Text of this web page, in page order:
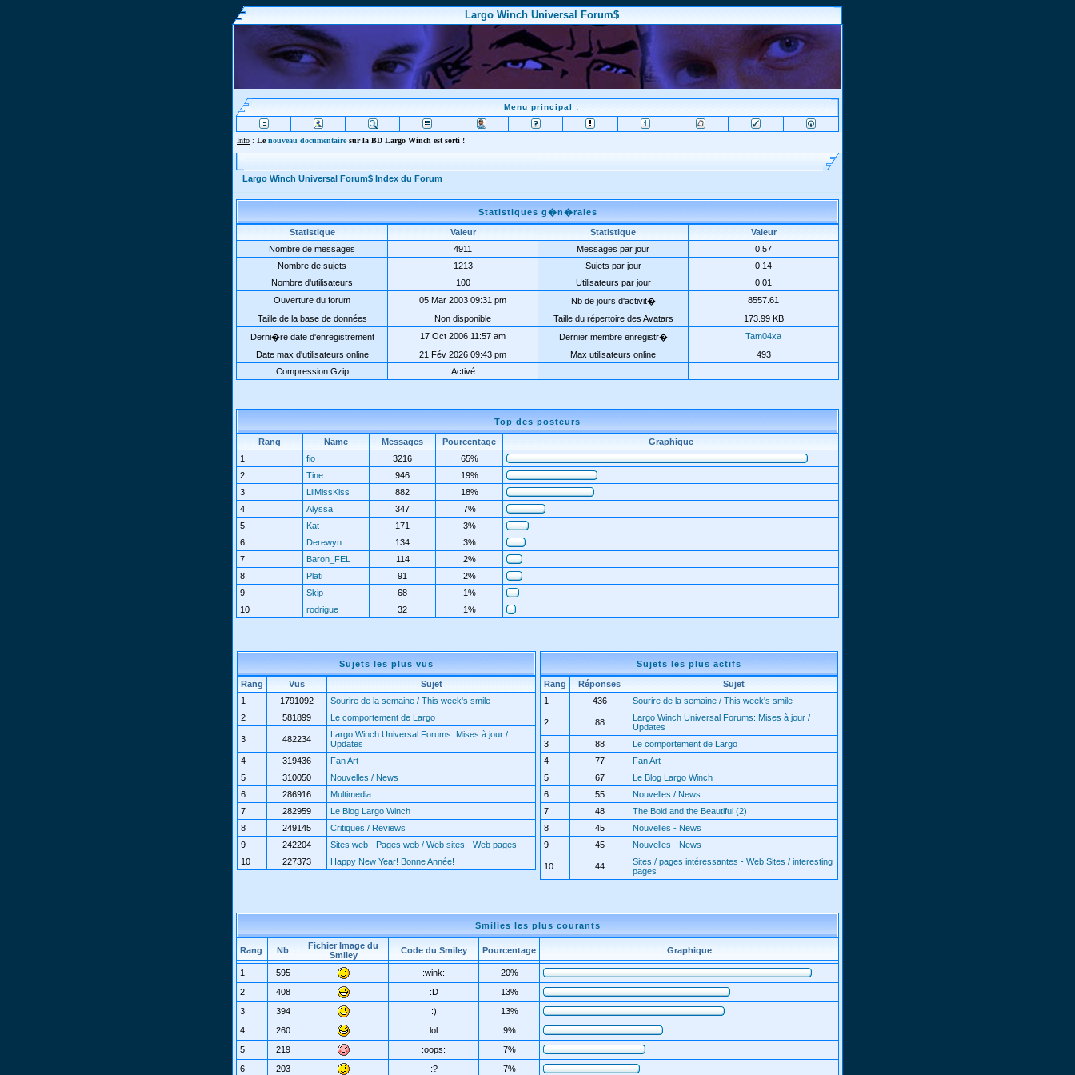
Largo Winch Universal Forum$
Menu principal :
Info : Lenouveau documentairesur la BD Largo Winch est sorti !
Largo Winch Universal Forum$ Index du Forum
Statistiques g�n�rales
Statistique Valeur Statistique
Valeur
Nombre de messages
4911 Messages par jour
0.57
Nombre de sujets
1213 Sujets par jour
0.14
Nombre d'utilisateurs
100 Utilisateurs par jour
0.01
Ouverture du forum
05 Mar 2003 09:31 pm Nb de jours d'activit�
8557.61
Taille de la base de données
Non disponible Taille du répertoire des Avatars
173.99 KB
Derni�re date d'enregistrement
17 Oct 2006 11:57 am Dernier membre enregistr�
Tam04xa
Date max d'utilisateurs online
21 Fév 2026 09:43 pm Max utilisateurs online
493
Compression Gzip
Activé
Top des posteurs
Rang Name Messages Pourcentage
Graphique
1
fio 3216
65%
2
Tine 946
19%
3
LilMissKiss 882
18%
4
Alyssa 347
7%
5
Kat 171
3%
6
Derewyn 134
3%
7
Baron_FEL 114
2%
8
Plati 91
2%
9
Skip 68
1%
10
rodrigue 32 1%
Sujets les plus vus
Rang Vus
Sujet
1
1791092
Sourire de la semaine / This week's smile
2
581899 Le comportement de Largo
3 482234
Largo Winch Universal Forums: Mises à jour /
Updates
4
319436
Fan Art
5
310050
Nouvelles / News
6
286916
Multimedia
7
282959
Le Blog Largo Winch
8
249145
Critiques / Reviews
9
242204
Sites web - Pages web / Web sites - Web pages
10
227373 Happy New Year! Bonne Année!
Sujets les plus actifs
Rang Réponses
Sujet
1
436 Sourire de la semaine / This week's smile
2 88
Largo Winch Universal Forums: Mises à jour /
Updates
3
88
Le comportement de Largo
4
77
Fan Art
5
67
Le Blog Largo Winch
6
55
Nouvelles / News
7
48
The Bold and the Beautiful (2)
8
45
Nouvelles - News
9
45 Nouvelles - News
10 44
Sites / pages intéressantes - Web Sites / interesting
pages
Smilies les plus courants
Rang Nb
Fichier Image du
Smiley
Code du Smiley Pourcentage Graphique
1 595 :wink:
20%
2
408 :D
13%
3
394 :)
13%
4
260 :lol:
9%
5
219 :oops:
7%
6
203 :? 7%